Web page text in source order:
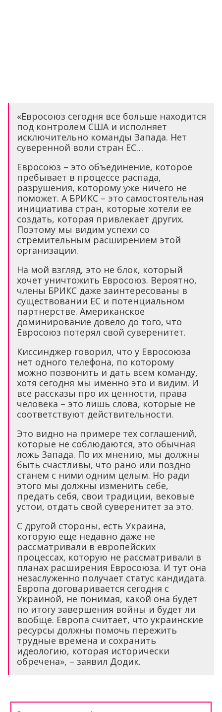
«Евросоюз сегодня все больше находится
под контролем США и исполняет
исключительно команды Запада. Нет
суверенной воли стран ЕС…
Евросоюз – это объединение, которое
пребывает в процессе распада,
разрушения, которому уже ничего не
поможет. А БРИКС – это самостоятельная
инициатива стран, которые хотели ее
создать, которая привлекает других.
Поэтому мы видим успехи со
стремительным расширением этой
организации.
На мой взгляд, это не блок, который
хочет уничтожить Евросоюз. Вероятно,
члены БРИКС даже заинтересованы в
существовании ЕС и потенциальном
партнерстве. Американское
доминирование довело до того, что
Евросоюз потерял свой суверенитет.
Киссинджер говорил, что у Евросоюза
нет одного телефона, по которому
можно позвонить и дать всем команду,
хотя сегодня мы именно это и видим. И
все рассказы про их ценности, права
человека – это лишь слова, которые не
соответствуют действительности.
Это видно на примере тех соглашений,
которые не соблюдаются, это обычная
ложь Запада. По их мнению, мы должны
быть счастливы, что рано или поздно
станем с ними одним целым. Но ради
этого мы должны изменить себе,
предать себя, свои традиции, вековые
устои, отдать свой суверенитет за это.
С другой стороны, есть Украина,
которую еще недавно даже не
рассматривали в европейских
процессах, которую не рассматривали в
планах расширения Евросоюза. И тут она
незаслуженно получает статус кандидата.
Европа договаривается сегодня с
Украиной, не понимая, какой она будет
по итогу завершения войны и будет ли
вообще. Европа считает, что украинские
ресурсы должны помочь пережить
трудные времена и сохранить
идеологию, которая исторически
обречена», – заявил Додик.